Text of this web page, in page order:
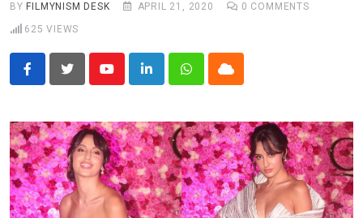
STARRY SIDES
BY FILMYNISM DESK APRIL 21, 2020 0 COMMENTS
625 VIEWS
YoutubeLinkedInWhatsappCloud